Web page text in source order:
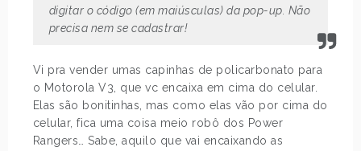
digitar o código (em maiúsculas) da pop-up. Não
precisa nem se cadastrar!
Vi pra vender umas capinhas de policarbonato para
o Motorola V3, que vc encaixa em cima do celular.
Elas são bonitinhas, mas como elas vão por cima do
celular, fica uma coisa meio robô dos Power
Rangers… Sabe, aquilo que vai encaixando as
POST ANTERIOR
BOLSA, BARALHOS
PRÓXIMO POST